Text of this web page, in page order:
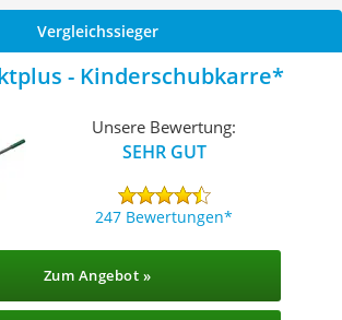
Vergleichssieger
- Kinderschubkarre
Unsere Bewertung:
SEHR GUT
247 Bewertungen
Zum Angebot »